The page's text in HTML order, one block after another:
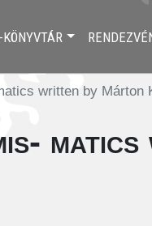
KÖNYVTÁR
written by Márton